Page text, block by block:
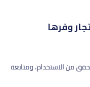
وفرها
من الاستخدام، ومتابعة